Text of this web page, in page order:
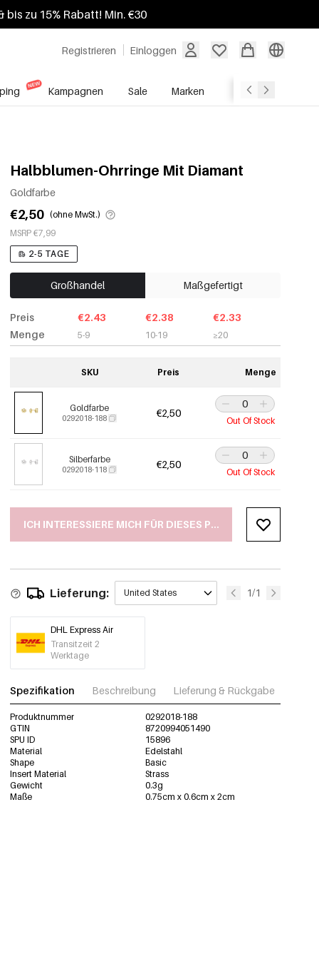
bis zu 15% Rabatt! Min. €30
Registrieren Einloggen
Kampagnen Sale Marken
Halbblumen-Ohrringe Mit Diamant
Goldfarbe
€2,50 (ohne MwSt.)
MSRP €7,99
2-5 TAGE
Großhandel Maßgefertigt
Preis
Menge
€2.43
5-9
€2.38
10-19
€2.33
≥20
SKU Preis Menge
Goldfarbe
0292018-188 €2,50
Out Of Stock
Silberfarbe
0292018-118 €2,50
Out Of Stock
ICH INTERESSIERE MICH FÜR DIESES PRODUKT
Lieferung: United States 1/1
DHL Express Air
Transitzeit 2
Werktage
Spezifikation Beschreibung Lieferung & Rückgabe
Produktnummer
0292018-188
GTIN
8720994051490
SPU ID
15896
Material
Edelstahl
Shape
Basic
Insert Material
Strass
Gewicht
0.3g
Maße
0.75cm x 0.6cm x 2cm